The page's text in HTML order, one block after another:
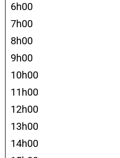
6h00
7h00
8h00
9h00
10h00
11h00
12h00
13h00
14h00